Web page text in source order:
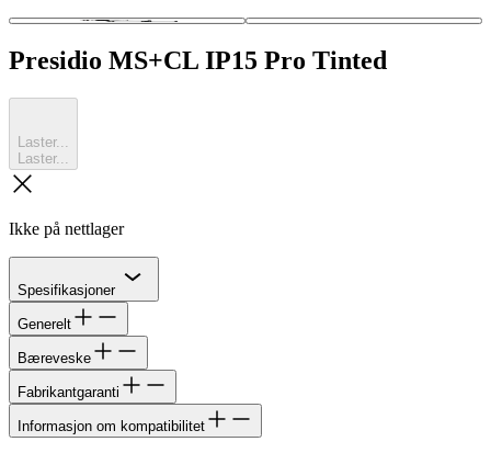
Presidio MS+CL IP15 Pro Tinted
Laster...
Laster...
Ikke på nettlager
Spesifikasjoner
Generelt
Bæreveske
Fabrikantgaranti
Informasjon om kompatibilitet